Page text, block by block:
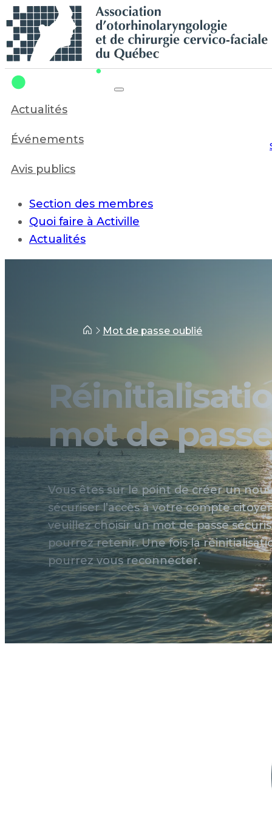
Recherche en cours...
Actualités
Événements
Avis publics
Section des membres
Quoi faire à Activille
Actualités
Mot de passe oublié
mot de passe
Vous êtes sur le point de créer un
sécuriser l’accès à votre compte
veuillez choisir un mot de passe
pourrez retenir. Une fois la
pourrez vous reconnecter.